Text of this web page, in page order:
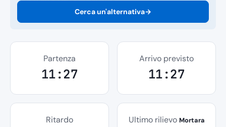
Cerca un'alternativa→
Partenza
11:27
Arrivo previsto
11:27
Ritardo Ultimo rilievo Mortara